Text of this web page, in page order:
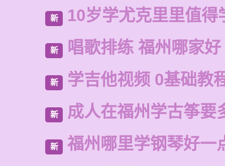
新 10岁学尤克里里值得
新 唱歌排练 福州哪家好
新 学吉他视频 0基础教
新 成人在福州学古筝要
新 福州哪里学钢琴好一